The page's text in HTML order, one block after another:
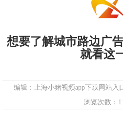
想要了解城市路边广
就看这
编辑：上海小猪视频app下载网站入
浏览次数：